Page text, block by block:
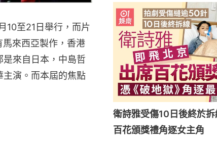
10至21日舉行，而片
來西亞製作，香港
來自日本，中島哲
演。而本屆的焦點
衛詩雅受傷10日後終於
百花頒獎禮角逐女主角